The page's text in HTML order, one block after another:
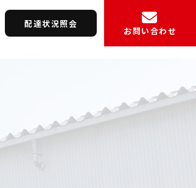
配達状況照会
お問い合わせ